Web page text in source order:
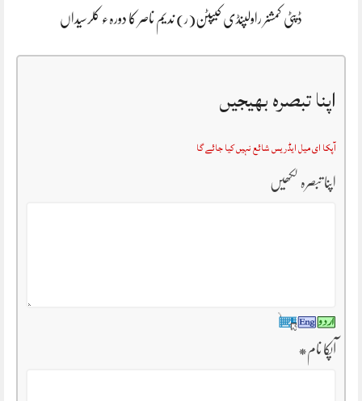
ڈپٹی کمشنر راولپنڈی کیپٹن(ر) ندیم ناصر کا دورہء کلرسیداں
اپنا تبصرہ بھیجیں
آپکا ای میل ایڈریس شائع نہیں کیا جائے گا
اپنا تبصرہ لکھیں
آپکا نام*